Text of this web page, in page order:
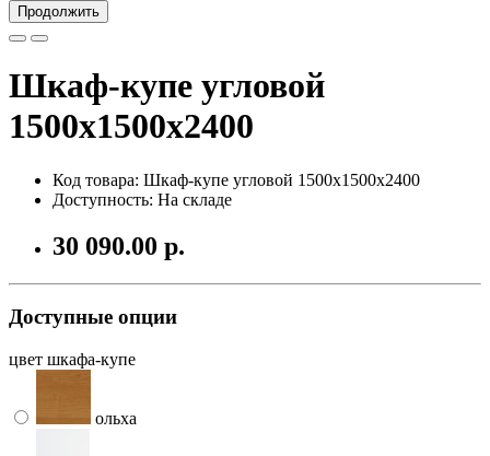
Продолжить
Шкаф-купе угловой
1500х1500х2400
Код товара: Шкаф-купе угловой 1500х1500х2400
Доступность: На складе
30 090.00 р.
Доступные опции
цвет шкафа-купе
ольха